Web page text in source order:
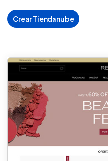
Crear Tiendanube